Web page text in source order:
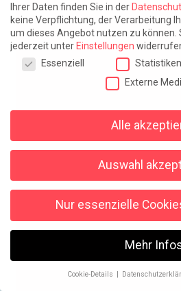
Ihrer Daten finden Sie in der
keine Verpflichtung, der Verarbeitung
um dieses Angebot nutzen zu können.
jederzeit unter Einstellungen
Datenschutzeinstellungen
Essenziell Statistiken
Externe
Alle
Auswahl
Nur essenzielle
Mehr
Cookie-Details